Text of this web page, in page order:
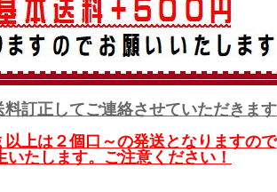
訂正してご連絡させていただきます
上は２個口～の発送となりますので
いたします。ご注意ください！